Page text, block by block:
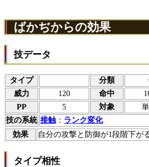
ばかぢからの効果
技データ
タイプ 分類
威力
120 命中
PP
5 対象
技の系統 接触： ランク変化
効果
自分の攻撃と防御が1段階下が
タイプ相性